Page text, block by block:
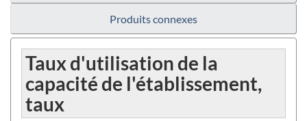
Produits connexes
Taux d'utilisation de la
capacité de l'établissement,
taux